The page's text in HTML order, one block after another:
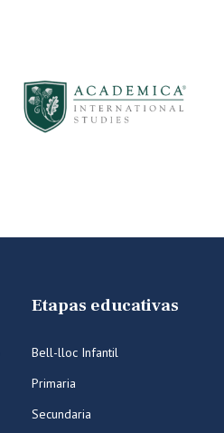
Etapas educativas
Bell-lloc Infantil
Primaria
Secundaria